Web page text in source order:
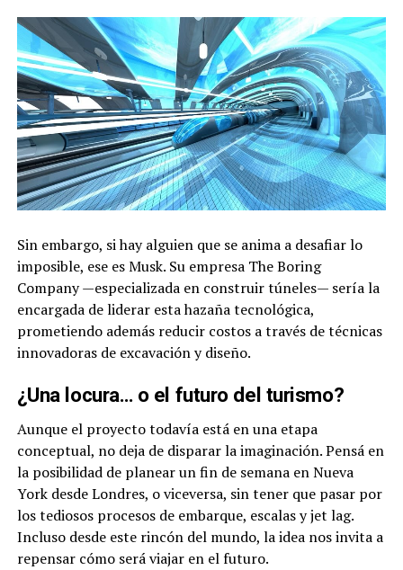
Sin embargo, si hay alguien que se anima a desafiar lo
imposible, ese es Musk. Su empresa The Boring
Company —especializada en construir túneles— sería la
encargada de liderar esta hazaña tecnológica,
prometiendo además reducir costos a través de técnicas
innovadoras de excavación y diseño.
¿Una locura… o el futuro del turismo?
Aunque el proyecto todavía está en una etapa
conceptual, no deja de disparar la imaginación. Pensá en
la posibilidad de planear un fin de semana en Nueva
York desde Londres, o viceversa, sin tener que pasar por
los tediosos procesos de embarque, escalas y jet lag.
Incluso desde este rincón del mundo, la idea nos invita a
repensar cómo será viajar en el futuro.